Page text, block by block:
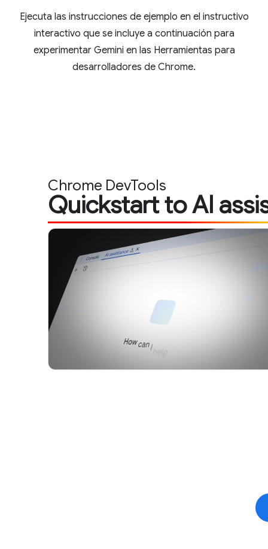
Ejecuta las instrucciones de ejemplo en el instructivo
interactivo que se incluye a continuación para
experimentar Gemini en las Herramientas para
desarrolladores de Chrome.